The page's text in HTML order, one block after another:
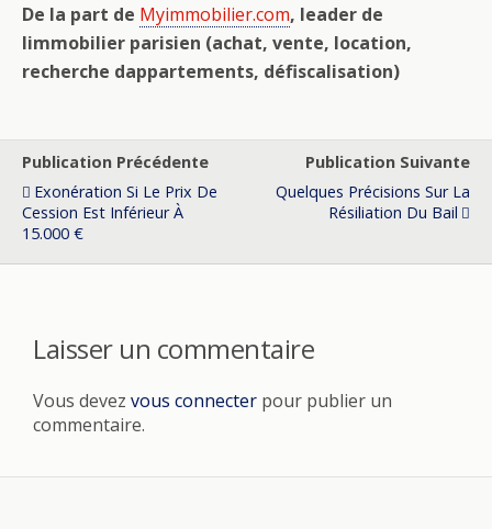
De la part de Myimmobilier.com, leader de
limmobilier parisien (achat, vente, location,
recherche dappartements, défiscalisation)
Publication Précédente
Exonération Si Le Prix De
Cession Est Inférieur À
15.000 €
Publication Suivante
Quelques Précisions Sur La
Résiliation Du Bail
Laisser un commentaire
Vous devez vous connecter pour publier un
commentaire.